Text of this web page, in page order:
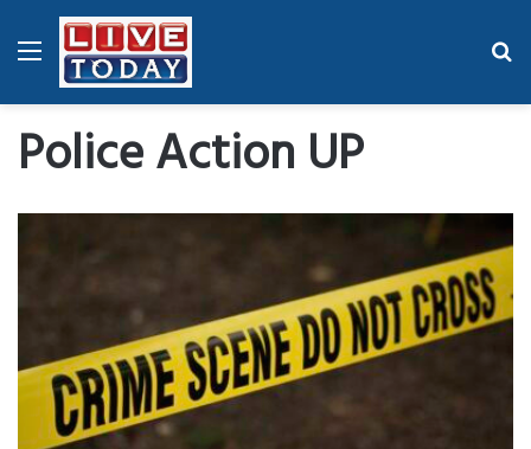
Menu
Police Action UP